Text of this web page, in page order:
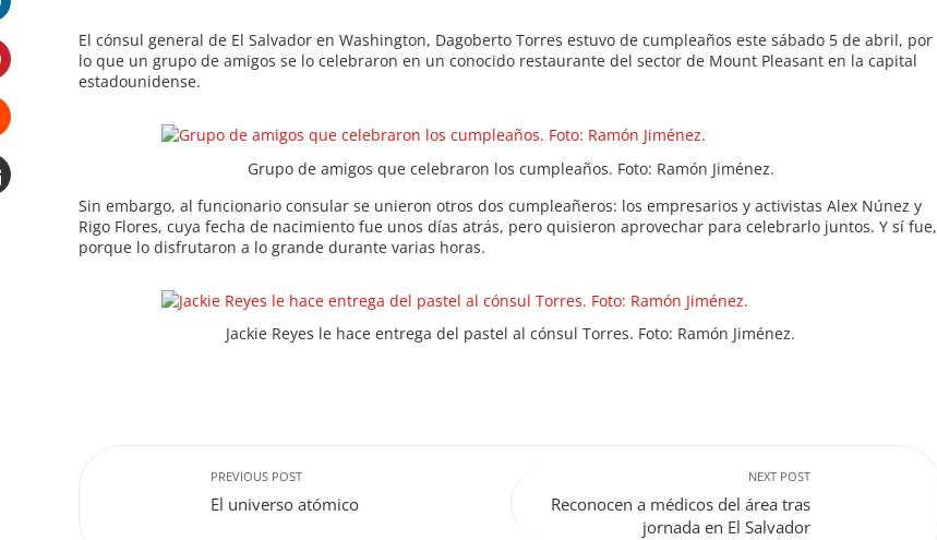
El cónsul general de El Salvador en Washington, Dagoberto Torres estuvo de cumpleaños este sábado 5 de abril, por
lo que un grupo de amigos se lo celebraron en un conocido restaurante del sector de Mount Pleasant en la capital
estadounidense.
Grupo de amigos que celebraron los cumpleaños. Foto: Ramón Jiménez.
Sin embargo, al funcionario consular se unieron otros dos cumpleañeros: los empresarios y activistas Alex Núnez y
Rigo Flores, cuya fecha de nacimiento fue unos días atrás, pero quisieron aprovechar para celebrarlo juntos. Y sí fue,
porque lo disfrutaron a lo grande durante varias horas.
Jackie Reyes le hace entrega del pastel al cónsul Torres. Foto: Ramón Jiménez.
PREVIOUS POST
El universo atómico
NEXT POST
Reconocen a médicos del área tras
jornada en El Salvador